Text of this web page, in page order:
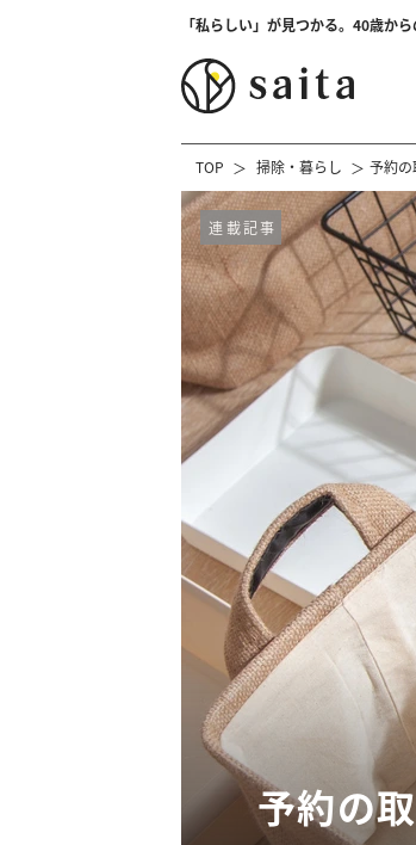
「私らしい」が見つかる。40歳か
TOP 掃除・暮らし 予約
連載記事
予約の